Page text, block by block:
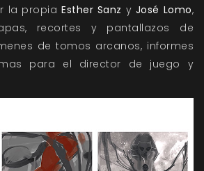
la propiaEsther Sanz y José Lomo,
recortes y pantallazos de
de tomos arcanos, informes
para el director de juego y